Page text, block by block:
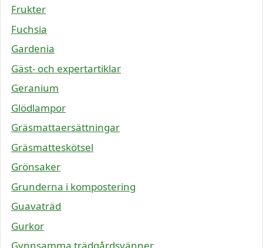
Frukter
Fuchsia
Gardenia
Gäst- och expertartiklar
Geranium
Glödlampor
Gräsmattaersättningar
Gräsmatteskötsel
Grönsaker
Grunderna i kompostering
Guavaträd
Gurkor